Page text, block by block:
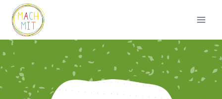
Zum
Inhalt
springen